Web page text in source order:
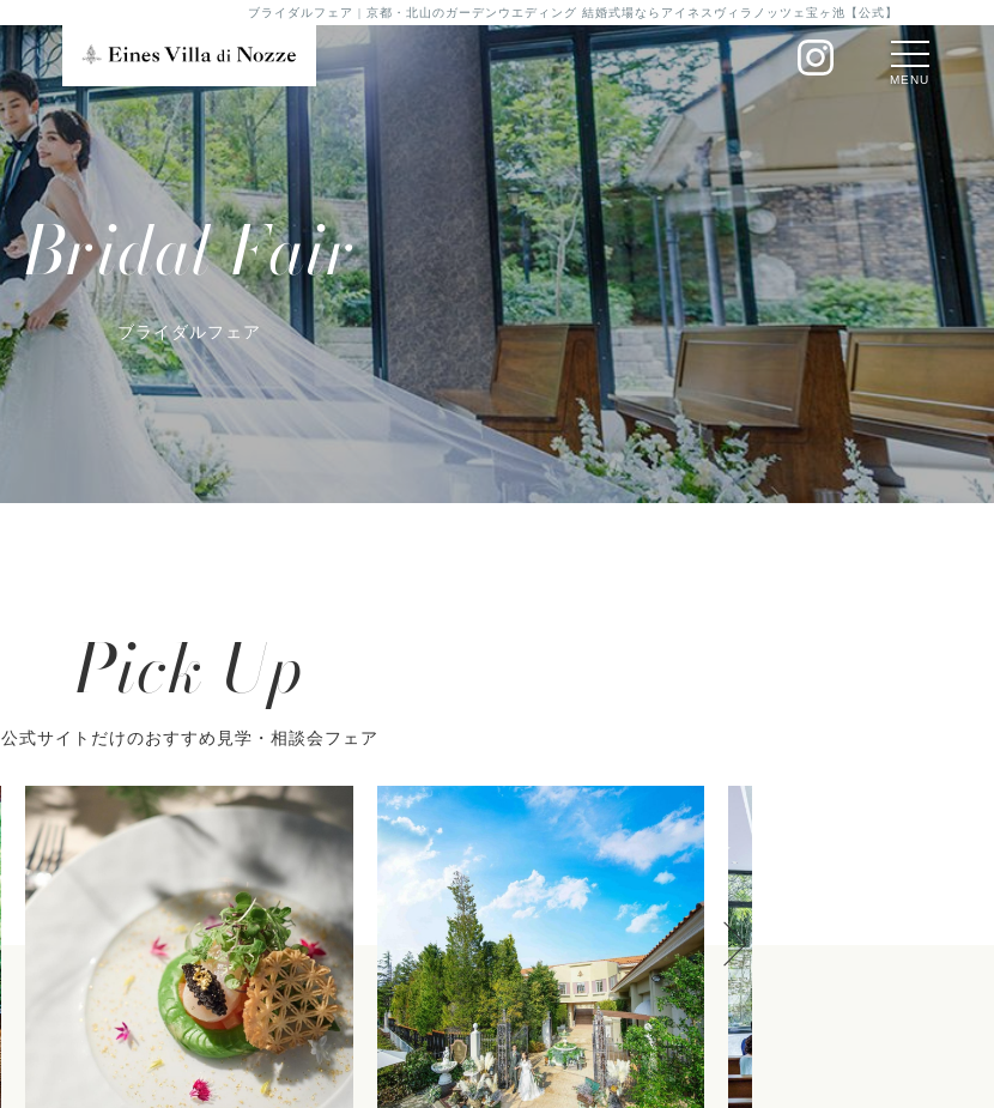
ブライダルフェア | 京都・北山のガーデンウエディング 結婚式場ならアイネスヴィラノッツェ宝ヶ池【公式】
MENU
Bridal Fair
ブライダルフェア
Pick Up
公式サイトだけのおすすめ見学・相談会フェア